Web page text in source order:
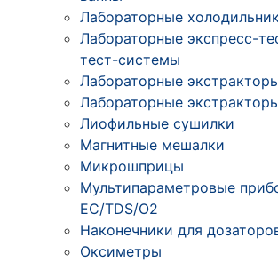
Лабораторные
Лабораторные экспресс-
тест-системы
Лабораторные
Лабораторные
Лиофильные сушилки
Магнитные мешалки
Микрошприцы
Мультипараметровые
ЕС/TDS/О2
Наконечники для
Оксиметры